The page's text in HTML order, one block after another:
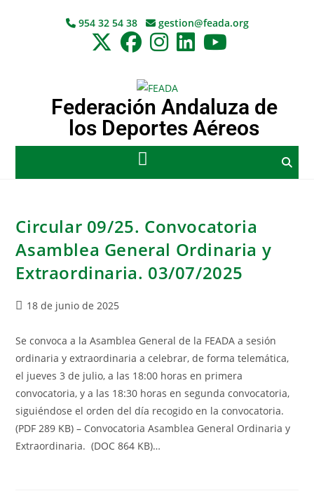
954 32 54 38 gestion@feada.org
Federación Andaluza de
los Deportes Aéreos
Circular 09/25. Convocatoria
Asamblea General Ordinaria y
Extraordinaria. 03/07/2025
18 de junio de 2025
Se convoca a la Asamblea General de la FEADA a sesión
ordinaria y extraordinaria a celebrar, de forma telemática,
el jueves 3 de julio, a las 18:00 horas en primera
convocatoria, y a las 18:30 horas en segunda convocatoria,
siguiéndose el orden del día recogido en la convocatoria.
(PDF 289 KB) – Convocatoria Asamblea General Ordinaria y
Extraordinaria. (DOC 864 KB)…